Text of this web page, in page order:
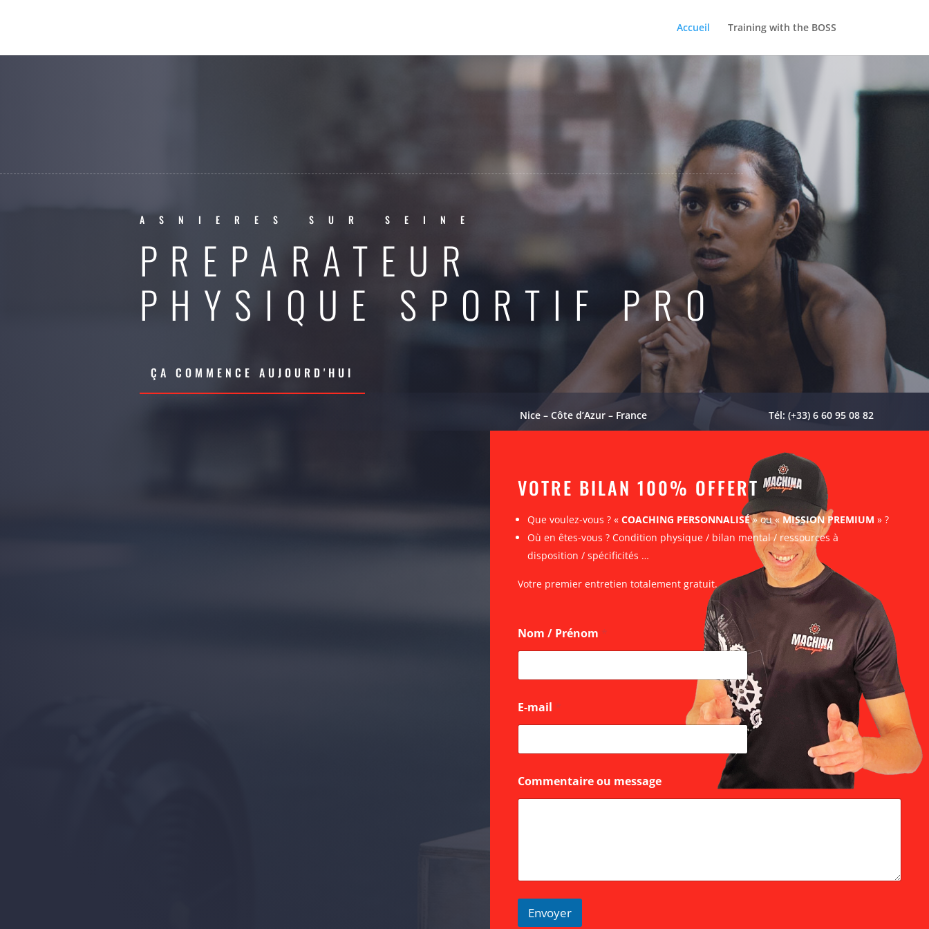
Accueil Training with the BOSS
GYM
ASNIERES SUR SEINE
PREPARATEUR
PHYSIQUE SPORTIF PRO
ÇA COMMENCE AUJOURD'HUI
Nice – Côte d’Azur – France Tél: (+33) 6 60 95 08 82
VOTRE BILAN 100% OFFERT
Que voulez-vous ? « COACHING PERSONNALISÉ» ou « MISSION PREMIUM » ?
Où en êtes-vous ? Condition physique / bilan mental / ressources à
disposition / spécificités …
Votre premier entretien totalement gratuit.
Nom / Prénom *
E-mail *
o
m
i
e
Commentaire ou message
Envoyer